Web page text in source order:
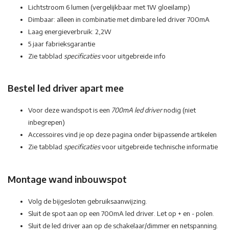
Lichtstroom 6 lumen (vergelijkbaar met 1W gloeilamp)
Dimbaar: alleen in combinatie met dimbare led driver 700mA
Laag energieverbruik: 2,2W
5 jaar fabrieksgarantie
Zie tabblad specificatiesvoor uitgebreide info
Bestel led driver apart mee
Voor deze wandspot is een 700mA led drivernodig (niet
inbegrepen)
Accessoires vind je op deze pagina onder bijpassende artikelen
Zie tabblad specificatiesvoor uitgebreide technische informatie
Montage wand inbouwspot
Volg de bijgesloten gebruiksaanwijzing.
Sluit de spot aan op een 700mA led driver. Let op + en - polen.
Sluit de led driver aan op de schakelaar/dimmer en netspanning.